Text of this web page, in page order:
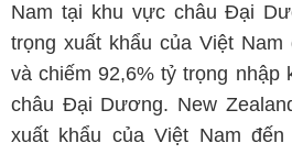
Nam tại khu vực châu Đại
trọng xuất khẩu của Việt
và chiếm 92,6% tỷ trọng nhập
châu Đại Dương. New
xuất khẩu của Việt Nam